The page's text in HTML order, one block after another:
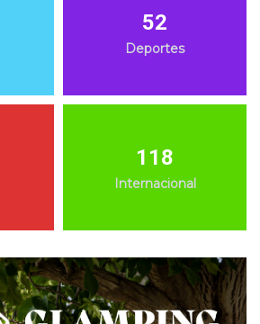
52
Deportes
118
Internacional